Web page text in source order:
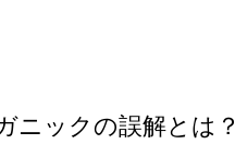
ニックの誤解とは？